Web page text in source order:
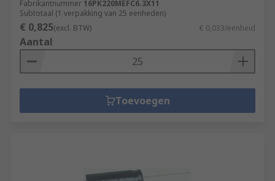
Fabrikantnummer 16PK220MEFC6.3X11
Subtotaal (1 verpakking van 25 eenheden)
€ 0,825(excl. BTW) € 0,033/eenheid
Aantal
Toevoegen